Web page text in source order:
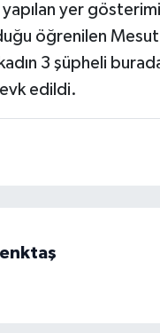
yer
öğrenilen
3 şüpheli
edildi.